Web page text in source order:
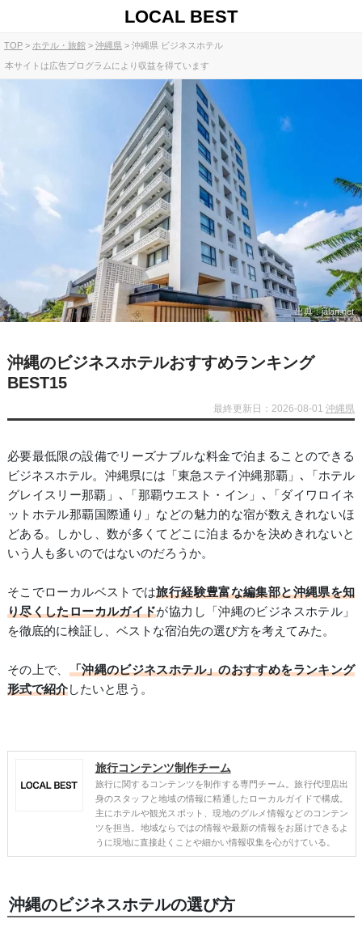
LOCAL BEST
TOP ホテル・旅館 沖縄県 沖縄県 ビジネスホテル
本サイトは広告プログラムにより収益を得ています
出典：jalan.net
沖縄のビジネスホテルおすすめランキング
BEST15
最終更新日：2026-08-01沖縄県
必要最低限の設備でリーズナブルな料金で泊まることのできる
ビジネスホテル。沖縄県には「東急ステイ沖縄那覇」､「ホテル
グレイスリー那覇」､「那覇ウエスト・イン」､「ダイワロイネ
ットホテル那覇国際通り」などの魅力的な宿が数えきれないほ
どある。しかし、数が多くてどこに泊まるかを決めきれないと
いう人も多いのではないのだろうか。
そこでローカルベストでは旅行経験豊富な編集部と沖縄県を知
り尽くしたローカルガイドが協力し「沖縄のビジネスホテル」
を徹底的に検証し、ベストな宿泊先の選び方を考えてみた。
その上で、 「沖縄のビジネスホテル」のおすすめをランキング
形式で紹介したいと思う。
旅行コンテンツ制作チーム
旅行に関するコンテンツを制作する専門チーム。旅行代理店出
身のスタッフと地域の情報に精通したローカルガイドで構成。
主にホテルや観光スポット、現地のグルメ情報などのコンテン
ツを担当。地域ならではの情報や最新の情報をお届けできるよ
うに現地に直接赴くことや細かい情報収集を心がけている。
沖縄のビジネスホテルの選び方